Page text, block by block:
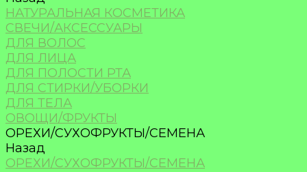
НАТУРАЛЬНАЯ КОСМЕТИКА
СВЕЧИ/АКСЕССУАРЫ
ДЛЯ ВОЛОС
ДЛЯ ЛИЦА
ДЛЯ ПОЛОСТИ РТА
ДЛЯ СТИРКИ/УБОРКИ
ДЛЯ ТЕЛА
ОВОЩИ/ФРУКТЫ
ОРЕХИ/СУХОФРУКТЫ/СЕМЕНА
Назад
ОРЕХИ/СУХОФРУКТЫ/СЕМЕНА